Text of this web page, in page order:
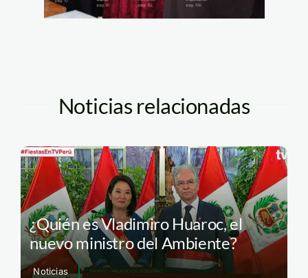
Noticias relacionadas
¿Quién es Vladimiro Huaroc, el
nuevo ministro del Ambiente?
Noticias